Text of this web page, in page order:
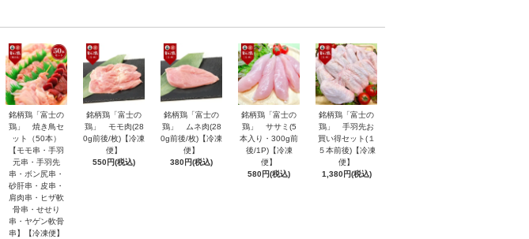
銘柄鶏「富士の
鶏」 焼き鳥セ
ット（50本）
【モモ串・手羽
元串・手羽先
串・ボン尻串・
砂肝串・皮串・
肩肉串・ヒザ軟
骨串・せせり
串・ヤゲン軟骨
串】【冷凍便】
銘柄鶏「富士の
鶏」 モモ肉(28
0g前後/枚)【冷凍
便】
550円(税込)
銘柄鶏「富士の
鶏」 ムネ肉(28
0g前後/枚)【冷凍
便】
380円(税込)
銘柄鶏「富士の
鶏」 ササミ(5
本入り・300g前
後/1P)【冷凍
便】
580円(税込)
銘柄鶏「富士の
鶏」 手羽先お
買い得セット(１
５本前後)【冷凍
便】
1,380円(税込)